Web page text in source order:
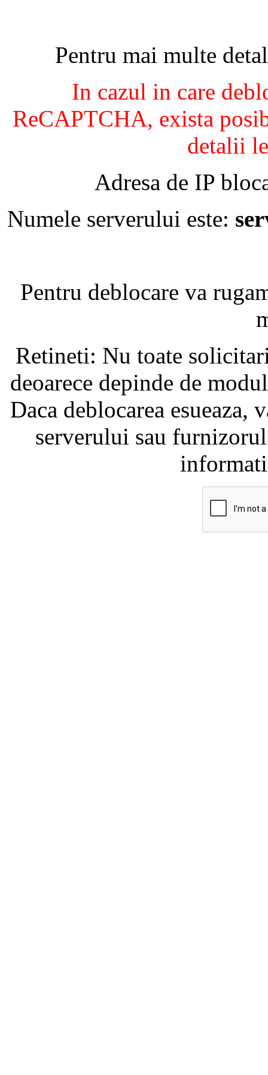
Pentru mai multe
In cazul in care
ReCAPTCHA, exista
detalii
Adresa de IP
Numele serverului este:
Pentru deblocare va
Retineti: Nu toate
deoarece depinde de
Daca deblocarea
serverului sau